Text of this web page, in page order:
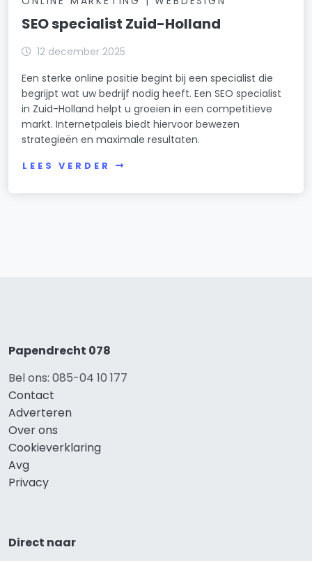
SEO specialist Zuid-Holland
12 december 2025
Een sterke online positie begint bij een specialist die
begrijpt wat uw bedrijf nodig heeft. Een SEO specialist
in Zuid-Holland helpt u groeien in een competitieve
markt. Internetpaleis biedt hiervoor bewezen
strategieën en maximale resultaten.
LEES VERDER
Papendrecht 078
Bel ons: 085-04 10 177
Contact
Adverteren
Over ons
Cookieverklaring
Avg
Privacy
Direct naar